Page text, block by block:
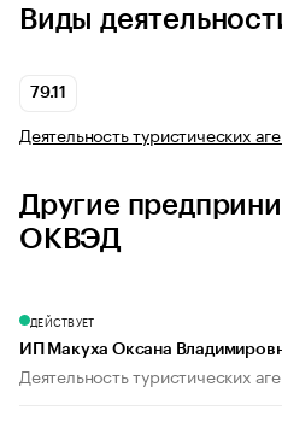
Виды
79.11
Деятельность туристических
Другие
ОКВЭД
ДЕЙСТВУЕТ
ИП Макуха Оксана
Деятельность туристических